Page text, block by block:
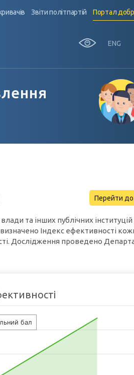
Звіти політпартій Портал
ENG
Перейти
та інших публічних інституцій
Індекс ефективності
Дослідження проведено
Chart
displaying categories.
displaying values. Data ranges from 0 to
бал